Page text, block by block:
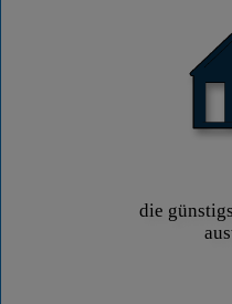
die